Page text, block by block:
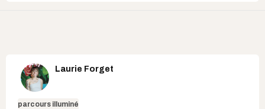
Laurie Forget
parcours illuminé